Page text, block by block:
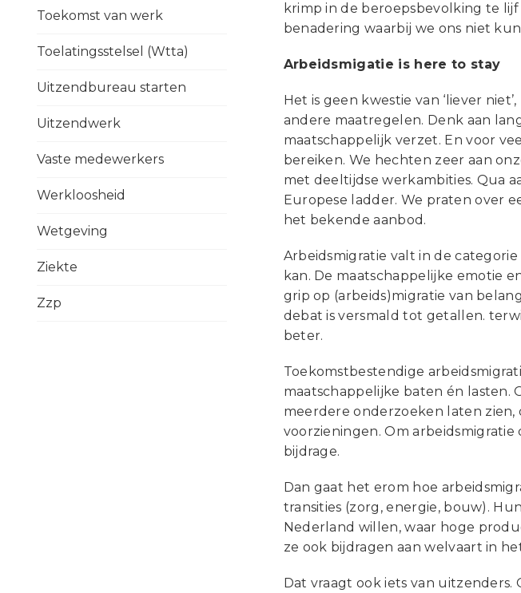
Toekomst van werk
Toelatingsstelsel (Wtta)
Uitzendbureau starten
Uitzendwerk
Vaste medewerkers
Werkloosheid
Wetgeving
Ziekte
Zzp
krimp in de beroepsbevolking te
benadering waarbij we ons niet
Arbeidsmigatie is here to stay
Het is geen kwestie van ‘liever
andere maatregelen. Denk aan
maatschappelijk verzet. En voor
bereiken. We hechten zeer aan
met deeltijdse werkambities. Qua
Europese ladder. We praten over
het bekende aanbod.
Arbeidsmigratie valt in de
kan. De maatschappelijke emotie
grip op (arbeids)migratie van
debat is versmald tot getallen.
beter.
Toekomstbestendige
maatschappelijke baten én lasten.
meerdere onderzoeken laten zien,
voorzieningen. Om
bijdrage.
Dan gaat het erom hoe
transities (zorg, energie, bouw).
Nederland willen, waar hoge
ze ook bijdragen aan welvaart in
Dat vraagt ook iets van